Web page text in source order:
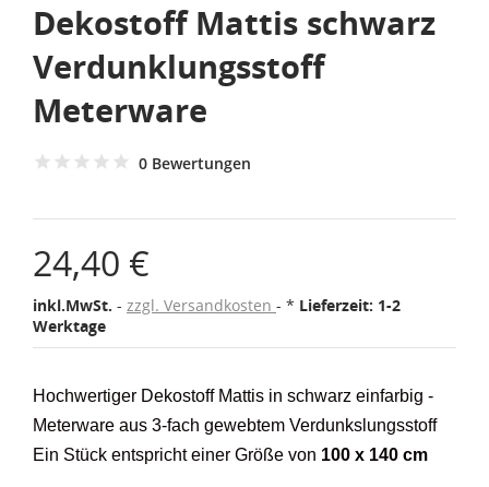
Dekostoff Mattis schwarz
Verdunklungsstoff
Meterware
0 Bewertungen
24,40 €
inkl.MwSt. zzgl. Versandkosten * Lieferzeit: 1-2
Werktage
Hochwertiger Dekostoff Mattis in schwarz einfarbig -
Meterware aus 3-fach gewebtem Verdunkslungsstoff
Ein Stück entspricht einer Größe von 100 x 140 cm